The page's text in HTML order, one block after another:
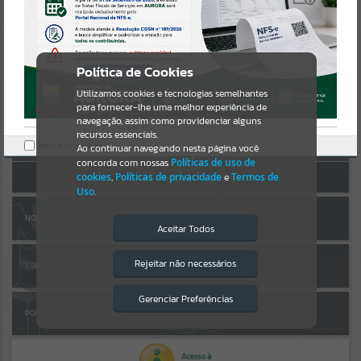
Resultados para""
Portais
Por favor, aguarde...
NOTÍCIAS
Por favor, aguarde...
Por favor, aguarde...
AUTOATENDIMENTO
Cadastre-se|Recuperar Senha
ACESSAR SEM LOGIN
NOTA FISCAL ELETRÔNICA
ESCRITA FISCAL
PORTAL DA TRANSPARÊNCIA
Política de Cookies
Utilizamos cookies e tecnologias semelhantes
para fornecer-lhe uma melhor experiência de
navegação, assim como providenciar alguns
recursos essenciais.
Ao continuar navegando nesta página você
concorda com nossas Políticas de uso de
cookies, Políticas de privacidadeeTermos de
Uso.
Aceitar Todos
Rejeitar não necessários
Gerenciar Preferências
Isto significa que diversos recursos
providenciados poderão não estar
Marcar como lido.
https://aurora.atende.net/cidadao/pagina/static/bundle/wpo_index_
2_base_l2_portal_editores_sync_b1af0104912828a556f25727bdc1cda
e.js?v=3275eb17:47
Verificar Mais Detalhes